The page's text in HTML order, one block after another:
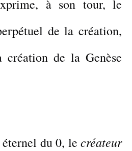
à son tour, le
de la création,
de la Genèse
du 0, le créateur